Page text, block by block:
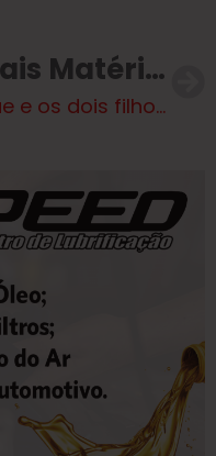
Mais Matérias
Mãe e os dois filhos são as vítimas fatais de acidente no Mato Grosso do Sul